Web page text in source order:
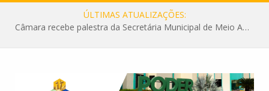
ÚLTIMAS ATUALIZAÇÕES:
Câmara recebe palestra da Secretária Municipal de Meio Ambiente sobre as ações da “SEMANA DO MEIO AMBIENTE”